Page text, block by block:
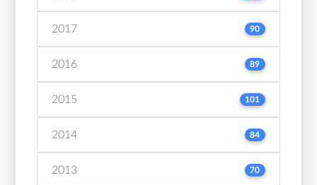
2017 90
2016 89
2015 101
2014 84
2013 70